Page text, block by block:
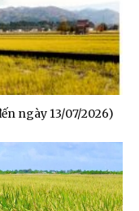
ngày 13/07/2026)